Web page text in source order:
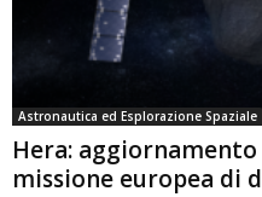
Astronautica ed Esplorazione Spaziale
Hera:
missione europea di